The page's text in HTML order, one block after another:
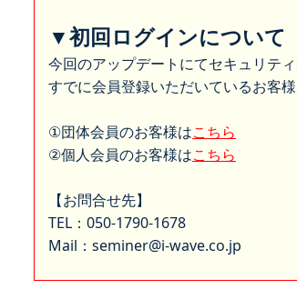
▼初回ログインについて
今回のアップデートにてセキュリテ
すでに会員登録いただいているお客
①団体会員のお客様はこちら
②個人会員のお客様はこちら
【お問合せ先】
TEL：050-1790-1678
Mail：seminer@i-wave.co.jp